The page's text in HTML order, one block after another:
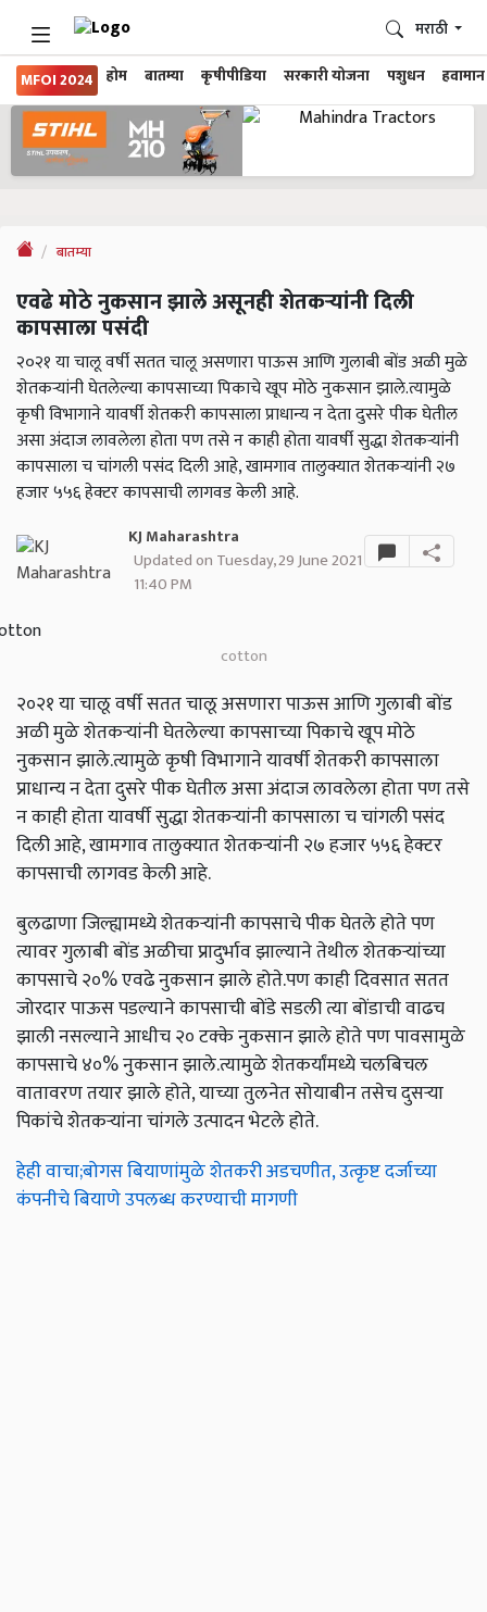
MFOI 2024 होम बातम्या कृषीपीडिया सरकारी योजना पशुधन हवामान
मराठी
बातम्या
एवढे मोठे नुकसान झाले असूनही शेतकऱ्यांनी दिली
कापसाला पसंदी
२०२१ या चालू वर्षी सतत चालू असणारा पाऊस आणि गुलाबी बोंड अळी मुळे
शेतकऱ्यांनी घेतलेल्या कापसाच्या पिकाचे खूप मोठे नुकसान झाले.त्यामुळे
कृषी विभागाने यावर्षी शेतकरी कापसाला प्राधान्य न देता दुसरे पीक घेतील
असा अंदाज लावलेला होता पण तसे न काही होता यावर्षी सुद्धा शेतकऱ्यांनी
कापसाला च चांगली पसंद दिली आहे, खामगाव तालुक्यात शेतकऱ्यांनी २७
हजार ५५६ हेक्टर कापसाची लागवड केली आहे.
KJ Maharashtra
Updated on Tuesday, 29 June 2021
11:40 PM
cotton
२०२१ या चालू वर्षी सतत चालू असणारा पाऊस आणि गुलाबी बोंड
अळी मुळे शेतकऱ्यांनी घेतलेल्या कापसाच्या पिकाचे खूप मोठे
नुकसान झाले.त्यामुळे कृषी विभागाने यावर्षी शेतकरी कापसाला
प्राधान्य न देता दुसरे पीक घेतील असा अंदाज लावलेला होता पण तसे
न काही होता यावर्षी सुद्धा शेतकऱ्यांनी कापसाला च चांगली पसंद
दिली आहे, खामगाव तालुक्यात शेतकऱ्यांनी २७ हजार ५५६ हेक्टर
कापसाची लागवड केली आहे.
बुलढाणा जिल्ह्यामध्ये शेतकऱ्यांनी कापसाचे पीक घेतले होते पण
त्यावर गुलाबी बोंड अळीचा प्रादुर्भाव झाल्याने तेथील शेतकऱ्यांच्या
कापसाचे २०% एवढे नुकसान झाले होते.पण काही दिवसात सतत
जोरदार पाऊस पडल्याने कापसाची बोंडे सडली त्या बोंडाची वाढच
झाली नसल्याने आधीच २० टक्के नुकसान झाले होते पण पावसामुळे
कापसाचे ४०% नुकसान झाले.त्यामुळे शेतकर्यांमध्ये चलबिचल
वातावरण तयार झाले होते, याच्या तुलनेत सोयाबीन तसेच दुसऱ्या
पिकांचे शेतकऱ्यांना चांगले उत्पादन भेटले होते.
हेही वाचा;बोगस बियाणांमुळे शेतकरी अडचणीत, उत्कृष्ट दर्जाच्या
कंपनीचे बियाणे उपलब्ध करण्याची मागणी